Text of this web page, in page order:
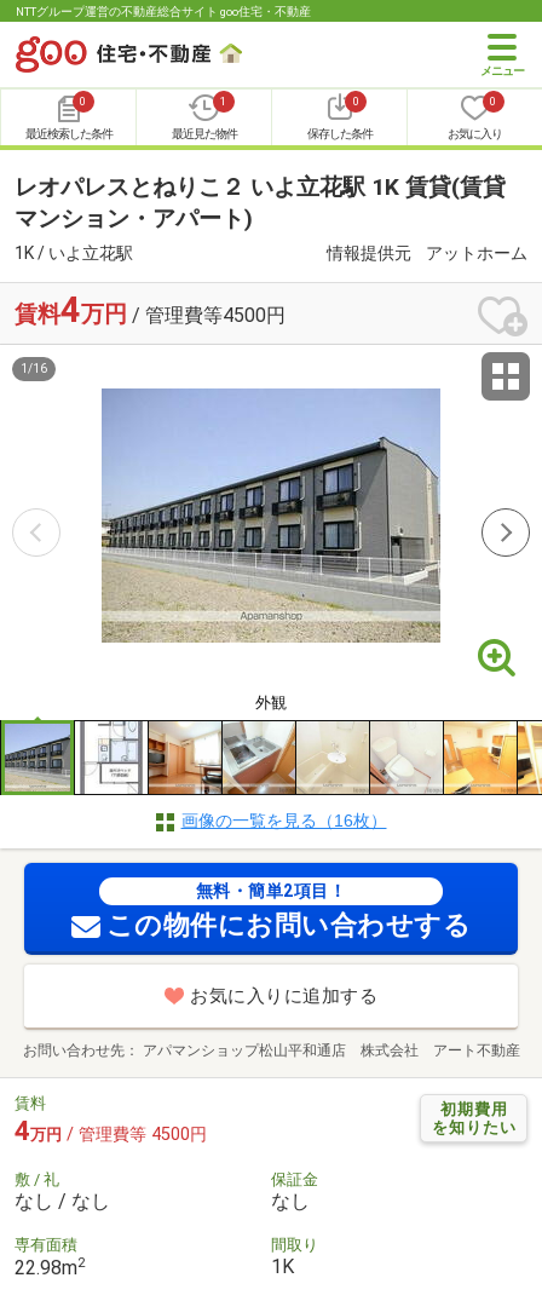
NTTグループ運営の不動産総合サイト goo住宅・不動産
0
最近検索した条件
1
最近見た物件
0
保存した条件
0
お気に入り
レオパレスとねりこ２ いよ立花駅 1K 賃貸(賃貸
マンション・アパート)
1K / いよ立花駅 情報提供元 アットホーム
賃料4万円 / 管理費等4500円
外観
1 /16
画像の一覧を見る（16枚）
無料・簡単2項目！
この物件にお問い合わせする
お気に入りに追加する
お問い合わせ先 アパマンショップ松山平和通店 株式会社 アート不動産
初期費用
を知りたい
賃料
4万円 / 管理費等 4500円
敷 / 礼
なし / なし
保証金
なし
専有面積
22.98m2
間取り
1K